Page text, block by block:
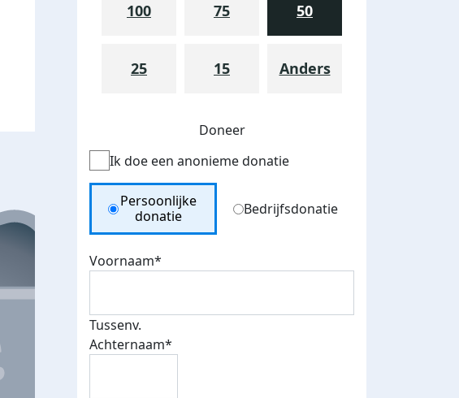
100 75 50
25 15 Anders
Doneer
Ik doe een anonieme donatie
Donation Type
Persoonlijke
donatie
Bedrijfsdonatie
Voornaam*
Tussenv.
Achternaam*